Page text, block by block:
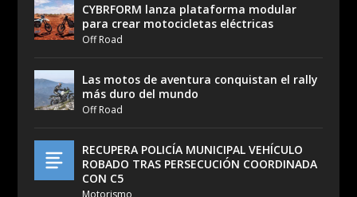
CYBRFORM lanza plataforma modular
para crear motocicletas eléctricas
Off Road
Las motos de aventura conquistan el rally
más duro del mundo
Off Road
RECUPERA POLICÍA MUNICIPAL VEHÍCULO
ROBADO TRAS PERSECUCIÓN COORDINADA
CON C5
Motorismo